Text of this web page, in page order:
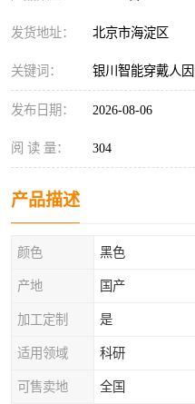
发货地址： 北京市海淀区
关键词： 银川智能穿戴人因
发布日期： 2026-08-06
阅 读 量： 304
产品描述
颜色 黑色
产地 国产
加工定制 是
适用领域 科研
可售卖地 全国